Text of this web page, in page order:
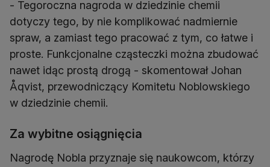
- Tegoroczna nagroda w dziedzinie chemii
dotyczy tego, by nie komplikować nadmiernie
spraw, a zamiast tego pracować z tym, co łatwe i
proste. Funkcjonalne cząsteczki można zbudować
nawet idąc prostą drogą - skomentował Johan
Åqvist, przewodniczący Komitetu Noblowskiego
w dziedzinie chemii.
Za wybitne osiągnięcia
Nagrodę Nobla przyznaje się naukowcom, którzy